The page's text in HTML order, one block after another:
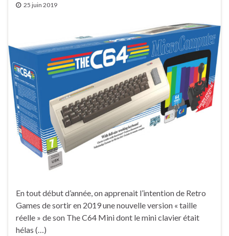
25 juin 2019
En tout début d’année, on apprenait l’intention de Retro
Games de sortir en 2019 une nouvelle version « taille
réelle » de son The C64 Mini dont le mini clavier était
hélas (…)